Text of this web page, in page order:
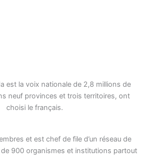
est la voix nationale de 2,8 millions de
neuf provinces et trois territoires, ont
choisi le français.
et est chef de file d’un réseau de
900 organismes et institutions partout